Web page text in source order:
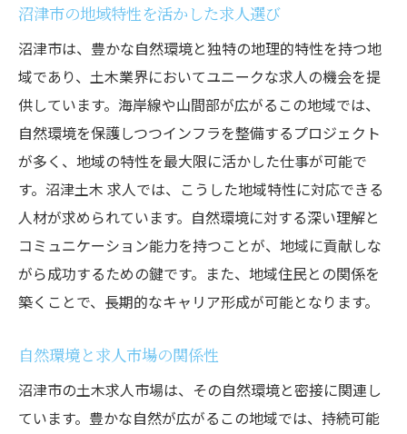
沼津市の地域特性を活かした求人選び
沼津市は、豊かな自然環境と独特の地理的特性を持つ地
域であり、土木業界においてユニークな求人の機会を提
供しています。海岸線や山間部が広がるこの地域では、
自然環境を保護しつつインフラを整備するプロジェクト
が多く、地域の特性を最大限に活かした仕事が可能で
す。沼津土木 求人では、こうした地域特性に対応できる
人材が求められています。自然環境に対する深い理解と
コミュニケーション能力を持つことが、地域に貢献しな
がら成功するための鍵です。また、地域住民との関係を
築くことで、長期的なキャリア形成が可能となります。
自然環境と求人市場の関係性
沼津市の土木求人市場は、その自然環境と密接に関連し
ています。豊かな自然が広がるこの地域では、持続可能